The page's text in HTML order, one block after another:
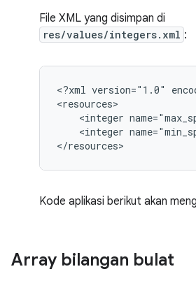
File XML yang disimpan di
res/values/integers.xml :
<?xml version="1.0"
<integer
<integer
</resources>
Kode aplikasi berikut akan
Array bilangan bulat